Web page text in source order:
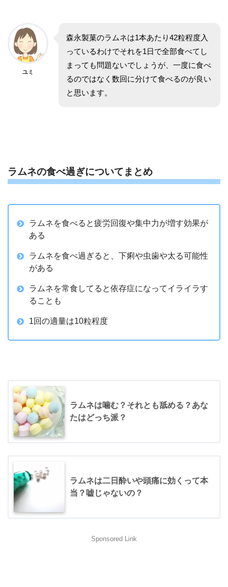
ユミ
森永製菓のラムネは1本あたり42粒程度入
っているわけでそれを1日で全部食べてし
まっても問題ないでしょうが、一度に食べ
るのではなく数回に分けて食べるのが良い
と思います。
ラムネの食べ過ぎについてまとめ
ラムネを食べると疲労回復や集中力が増す効果が
ある
ラムネを食べ過ぎると、下痢や虫歯や太る可能性
がある
ラムネを常食してると依存症になってイライラす
ることも
1回の適量は10粒程度
ラムネは噛む？それとも舐める？あな
たはどっち派？
ラムネは二日酔いや頭痛に効くって本
当？嘘じゃないの？
Sponsored Link